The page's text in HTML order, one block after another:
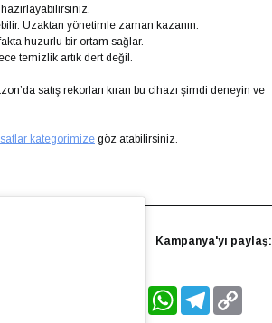
Uzaktan yönetimle zaman kazanın.
huzurlu bir ortam sağlar.
temizlik artık dert değil.
satış rekorları kıran bu cihazı şimdi deneyin ve
kategorimize göz atabilirsiniz.
Kampanya'yı paylaş:
WhatsAppTelegram